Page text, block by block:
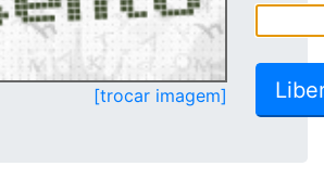
[trocar imagem]